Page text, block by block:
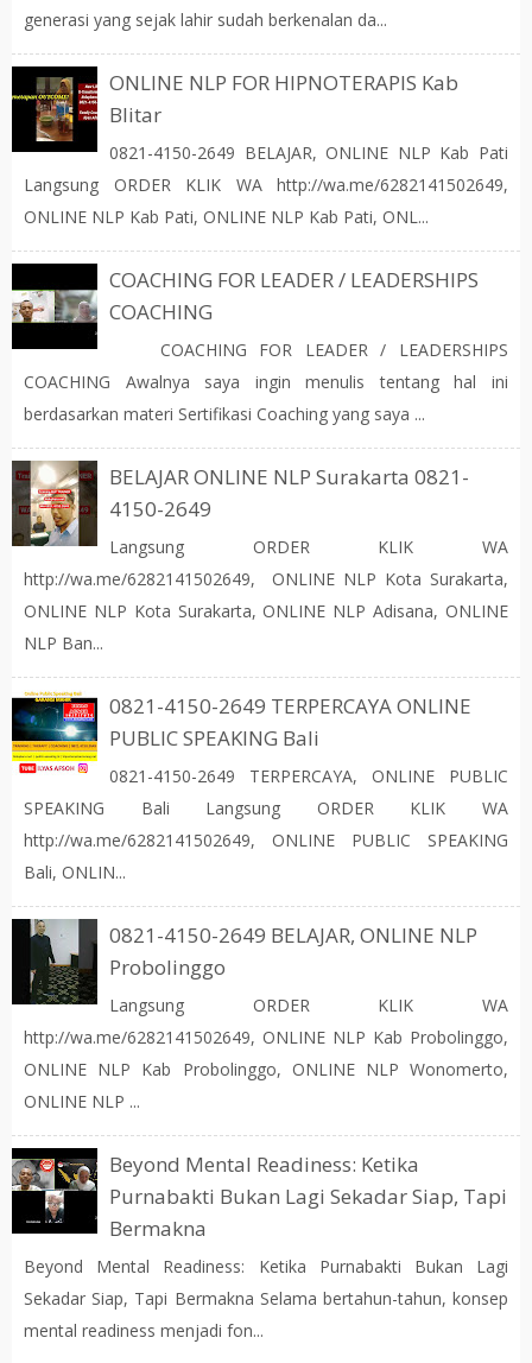
generasi yang sejak lahir sudah berkenalan da...
ONLINE NLP FOR HIPNOTERAPIS Kab
Blitar
0821-4150-2649 BELAJAR, ONLINE NLP Kab Pati
Langsung ORDER KLIK WA http://wa.me/6282141502649,
ONLINE NLP Kab Pati, ONLINE NLP Kab Pati, ONL...
COACHING FOR LEADER / LEADERSHIPS
COACHING
COACHING FOR LEADER / LEADERSHIPS
COACHING Awalnya saya ingin menulis tentang hal ini
berdasarkan materi Sertifikasi Coaching yang saya ...
BELAJAR ONLINE NLP Surakarta 0821-
4150-2649
Langsung ORDER KLIK WA
http://wa.me/6282141502649, ONLINE NLP Kota Surakarta,
ONLINE NLP Kota Surakarta, ONLINE NLP Adisana, ONLINE
NLP Ban...
0821-4150-2649 TERPERCAYA ONLINE
PUBLIC SPEAKING Bali
0821-4150-2649 TERPERCAYA, ONLINE PUBLIC
SPEAKING Bali Langsung ORDER KLIK WA
http://wa.me/6282141502649, ONLINE PUBLIC SPEAKING
Bali, ONLIN...
0821-4150-2649 BELAJAR, ONLINE NLP
Probolinggo
Langsung ORDER KLIK WA
http://wa.me/6282141502649, ONLINE NLP Kab Probolinggo,
ONLINE NLP Kab Probolinggo, ONLINE NLP Wonomerto,
ONLINE NLP ...
Beyond Mental Readiness: Ketika
Purnabakti Bukan Lagi Sekadar Siap, Tapi
Bermakna
Beyond Mental Readiness: Ketika Purnabakti Bukan Lagi
Sekadar Siap, Tapi Bermakna Selama bertahun-tahun, konsep
mental readiness menjadi fon...